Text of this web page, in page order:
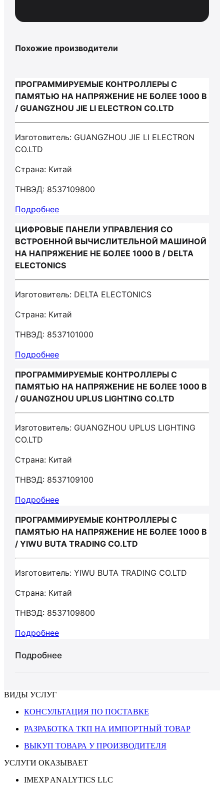
Похожие производители
ПРОГРАММИРУЕМЫЕ КОНТРОЛЛЕРЫ С
ПАМЯТЬЮ НА НАПРЯЖЕНИЕ НЕ БОЛЕЕ 1000 В
/ GUANGZHOU JIE LI ELECTRON CO.LTD
Изготовитель: GUANGZHOU JIE LI ELECTRON
CO.LTD
Страна: Китай
ТНВЭД: 8537109800
Подробнее
ЦИФРОВЫЕ ПАНЕЛИ УПРАВЛЕНИЯ СО
ВСТРОЕННОЙ ВЫЧИСЛИТЕЛЬНОЙ МАШИНОЙ
НА НАПРЯЖЕНИЕ НЕ БОЛЕЕ 1000 В / DELTA
ELECTONICS
Изготовитель: DELTA ELECTONICS
Страна: Китай
ТНВЭД: 8537101000
Подробнее
ПРОГРАММИРУЕМЫЕ КОНТРОЛЛЕРЫ С
ПАМЯТЬЮ НА НАПРЯЖЕНИЕ НЕ БОЛЕЕ 1000 В
/ GUANGZHOU UPLUS LIGHTING CO.LTD
Изготовитель: GUANGZHOU UPLUS LIGHTING
CO.LTD
Страна: Китай
ТНВЭД: 8537109100
Подробнее
ПРОГРАММИРУЕМЫЕ КОНТРОЛЛЕРЫ С
ПАМЯТЬЮ НА НАПРЯЖЕНИЕ НЕ БОЛЕЕ 1000 В
/ YIWU BUTA TRADING CO.LTD
Изготовитель: YIWU BUTA TRADING CO.LTD
Страна: Китай
ТНВЭД: 8537109800
Подробнее
Подробнее
ВИДЫ УСЛУГ
КОНСУЛЬТАЦИЯ ПО ПОСТАВКЕ
РАЗРАБОТКА ТКП НА ИМПОРТНЫЙ ТОВАР
ВЫКУП ТОВАРА У ПРОИЗВОДИТЕЛЯ
УСЛУГИ ОКАЗЫВАЕТ
IMEXP ANALYTICS LLC